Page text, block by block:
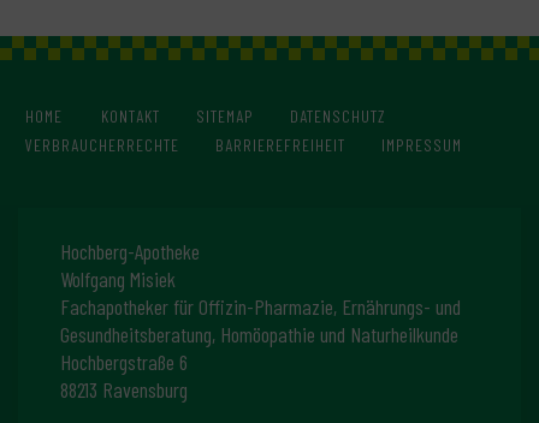
HOME KONTAKT SITEMAP
DATENSCHUTZ
VERBRAUCHERRECHTE
BARRIEREFREIHEIT IMPRESSUM
Hochberg-Apotheke
Wolfgang Misiek
Fachapotheker für Offizin-Pharmazie, Ernährungs- und
Gesundheitsberatung, Homöopathie und Naturheilkunde
Hochbergstraße 6
88213 Ravensburg